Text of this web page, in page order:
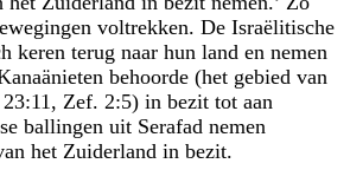
voltrekken. De Israëlitische
keren terug naar hun land en nemen
behoorde (het gebied van
23:11, Zef. 2:5) in bezit tot aan
ballingen uit Serafad nemen
het Zuiderland in bezit.